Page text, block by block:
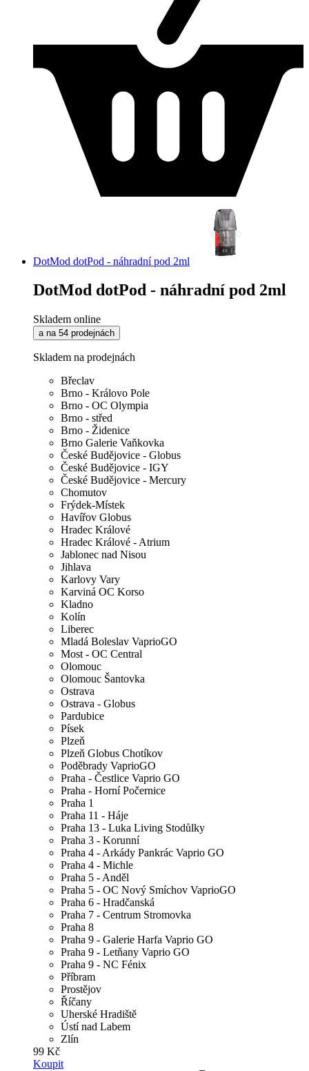
DotMod dotPod - náhradní pod 2ml
DotMod dotPod - náhradní pod 2ml
Skladem online
a na 54 prodejnách
Skladem na prodejnách
Břeclav
Brno - Královo Pole
Brno - OC Olympia
Brno - střed
Brno - Židenice
Brno Galerie Vaňkovka
České Budějovice - Globus
České Budějovice - IGY
České Budějovice - Mercury
Chomutov
Frýdek-Místek
Havířov Globus
Hradec Králové
Hradec Králové - Atrium
Jablonec nad Nisou
Jihlava
Karlovy Vary
Karviná OC Korso
Kladno
Kolín
Liberec
Mladá Boleslav VaprioGO
Most - OC Central
Olomouc
Olomouc Šantovka
Ostrava
Ostrava - Globus
Pardubice
Písek
Plzeň
Plzeň Globus Chotíkov
Poděbrady VaprioGO
Praha - Čestlice Vaprio GO
Praha - Horní Počernice
Praha 1
Praha 11 - Háje
Praha 13 - Luka Living Stodůlky
Praha 3 - Korunní
Praha 4 - Arkády Pankrác Vaprio GO
Praha 4 - Michle
Praha 5 - Anděl
Praha 5 - OC Nový Smíchov VaprioGO
Praha 6 - Hradčanská
Praha 7 - Centrum Stromovka
Praha 8
Praha 9 - Galerie Harfa Vaprio GO
Praha 9 - Letňany Vaprio GO
Praha 9 - NC Fénix
Příbram
Prostějov
Říčany
Uherské Hradiště
Ústí nad Labem
Zlín
99 Kč
Koupit